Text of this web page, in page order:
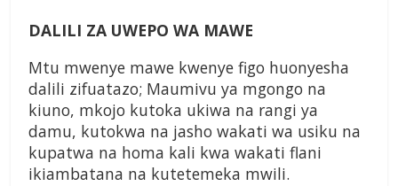
DALILI ZA UWEPO WA MAWE
Mtu mwenye mawe kwenye figo huonyesha
dalili zifuatazo; Maumivu ya mgongo na
kiuno, mkojo kutoka ukiwa na rangi ya
damu, kutokwa na jasho wakati wa usiku na
kupatwa na homa kali kwa wakati flani
ikiambatana na kutetemeka mwili.